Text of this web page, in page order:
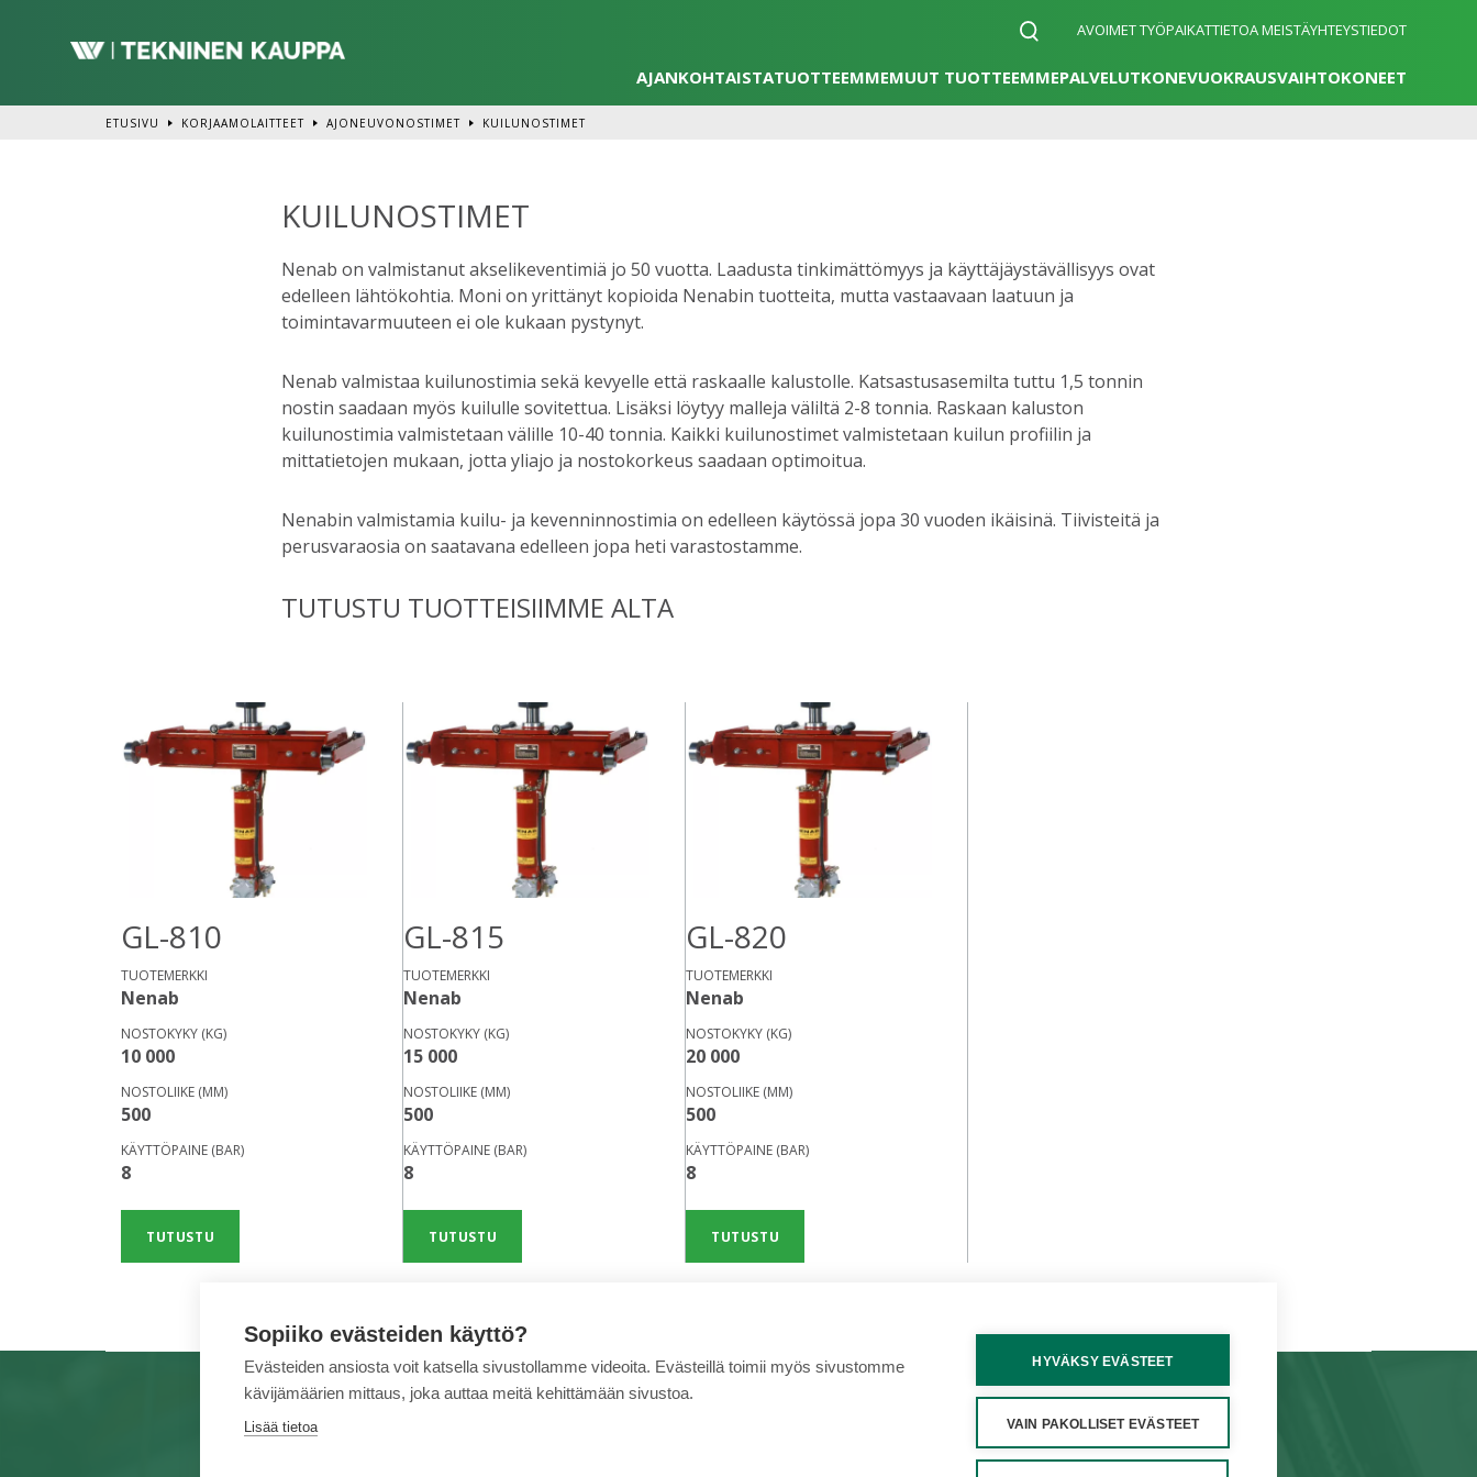
AVOIMET TYÖPAIKATTIETOA MEISTÄYHTEYSTIEDOT
AJANKOHTAISTATUOTTEEMMEMUUT TUOTTEEMMEPALVELUTKONEVUOKRAUSVAIHTOKONEET
ETUSIVU KORJAAMOLAITTEET AJONEUVONOSTIMET KUILUNOSTIMET
KUILUNOSTIMET
Nenab on valmistanut akselikeventimiä jo 50 vuotta. Laadusta tinkimättömyys ja käyttäjäystävällisyys ovat
edelleen lähtökohtia. Moni on yrittänyt kopioida Nenabin tuotteita, mutta vastaavaan laatuun ja
toimintavarmuuteen ei ole kukaan pystynyt.
Nenab valmistaa kuilunostimia sekä kevyelle että raskaalle kalustolle. Katsastusasemilta tuttu 1,5 tonnin
nostin saadaan myös kuilulle sovitettua. Lisäksi löytyy malleja väliltä 2-8 tonnia. Raskaan kaluston
kuilunostimia valmistetaan välille 10-40 tonnia. Kaikki kuilunostimet valmistetaan kuilun profiilin ja
mittatietojen mukaan, jotta yliajo ja nostokorkeus saadaan optimoitua.
Nenabin valmistamia kuilu- ja kevenninnostimia on edelleen käytössä jopa 30 vuoden ikäisinä. Tiivisteitä ja
perusvaraosia on saatavana edelleen jopa heti varastostamme.
TUTUSTU TUOTTEISIIMME ALTA
GL-810
TUOTEMERKKI
Nenab
NOSTOKYKY (KG)
10 000
NOSTOLIIKE (MM)
500
KÄYTTÖPAINE (BAR)
8
TUTUSTU
GL-815
TUOTEMERKKI
Nenab
NOSTOKYKY (KG)
15 000
NOSTOLIIKE (MM)
500
KÄYTTÖPAINE (BAR)
8
TUTUSTU
GL-820
TUOTEMERKKI
Nenab
NOSTOKYKY (KG)
20 000
NOSTOLIIKE (MM)
500
KÄYTTÖPAINE (BAR)
8
TUTUSTU
TUOTEMERKIT YHTEYSTIEDOTVERKKOKAUPPA
Sopiiko evästeiden käyttö?
Evästeiden ansiosta voit katsella sivustollamme videoita. Evästeillä toimii myös sivustomme
kävijämäärien mittaus, joka auttaa meitä kehittämään sivustoa.
Lisää tietoa
HYVÄKSY EVÄSTEET
VAIN PAKOLLISET EVÄSTEET